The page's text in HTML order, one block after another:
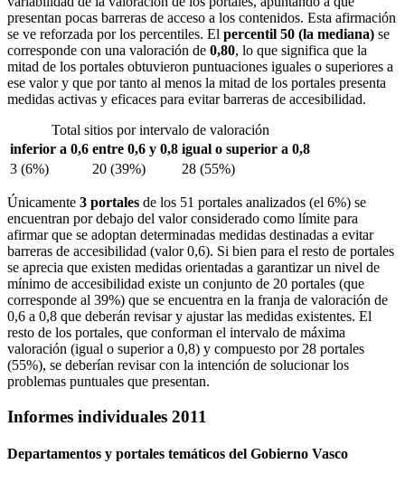
presentan pocas barreras de acceso a los contenidos. Esta afirmación
se ve reforzada por los percentiles. El percentil 50 (la mediana) se
corresponde con una valoración de 0,80, lo que significa que la
mitad de los portales obtuvieron puntuaciones iguales o superiores a
ese valor y que por tanto al menos la mitad de los portales presenta
medidas activas y eficaces para evitar barreras de accesibilidad.
Total sitios por intervalo de valoración
inferior a 0,6 entre 0,6 y 0,8 igual o superior a 0,8
3 (6%)
20 (39%) 28 (55%)
Únicamente 3 portales de los 51 portales analizados (el 6%) se
encuentran por debajo del valor considerado como límite para
afirmar que se adoptan determinadas medidas destinadas a evitar
barreras de accesibilidad (valor 0,6). Si bien para el resto de portales
se aprecia que existen medidas orientadas a garantizar un nivel de
mínimo de accesibilidad existe un conjunto de 20 portales (que
corresponde al 39%) que se encuentra en la franja de valoración de
0,6 a 0,8 que deberán revisar y ajustar las medidas existentes. El
resto de los portales, que conforman el intervalo de máxima
valoración (igual o superior a 0,8) y compuesto por 28 portales
(55%), se deberían revisar con la intención de solucionar los
problemas puntuales que presentan.
Informes individuales 2011
Departamentos y portales temáticos del Gobierno Vasco